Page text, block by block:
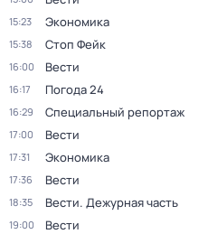
15:23 Экономика
15:38 Стоп Фейк
16:00 Вести
16:17 Погода 24
16:29 Специальный репортаж
17:00 Вести
17:31 Экономика
17:36 Вести
18:35 Вести. Дежурная часть
19:00 Вести